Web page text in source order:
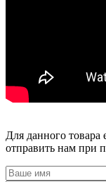
Для данного товара
отправить нам